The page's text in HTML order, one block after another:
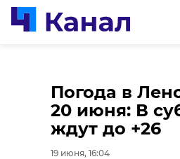
Погода в
20 июня: В
ждут до +26
19 июня, 16:04
В
мужчину
за покушение
сбыт гашиша